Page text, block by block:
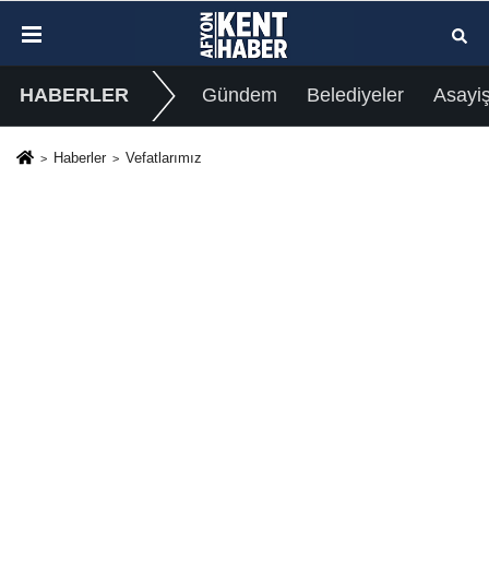
HABERLER Gündem Belediyeler
Haberler Vefatlarımız